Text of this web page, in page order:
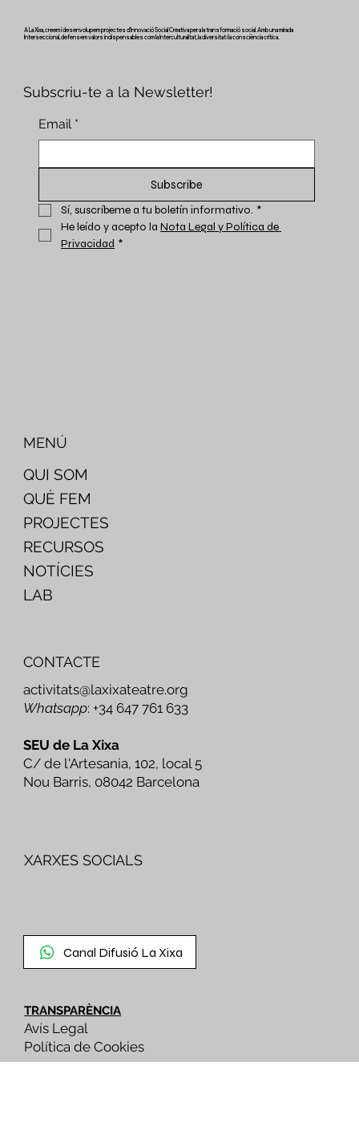
A La Xixa, creem i desenvolupem projectes d'Innovació Social Creativa per a la transformació social. Amb una mirada
Interseccional, defensem valors indispensables com la Interculturalitat, la diversitat i la consciència crítica.
Subscriu-te a la Newsletter!
Email *
Subscribe
Sí, suscríbeme a tu boletín informativo. *
He leído y acepto la Nota Legal y Política de
Privacidad *
QUI SOM
QUÈ FEM
PROJECTES
RECURSOS
NOTÍCIES
LAB
MENÚ
CONTACTE
activitats@laxixateatre.org
Whatsapp: +34 647 761 633
SEU de La Xixa
C/ de l'Artesania, 102, local 5
Nou Barris, 08042 Barcelona
XARXES SOCIALS
Canal Difusió La Xixa
TRANSPARÈNCIA
Avís Legal
Política de Cookies